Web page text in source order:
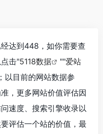
达到448，如你需要查
击"5118数据 ""爱站
以目前的网站数据参
，更多网站价值评估因
速度、搜索引擎收录以
评估一个站的价值，最